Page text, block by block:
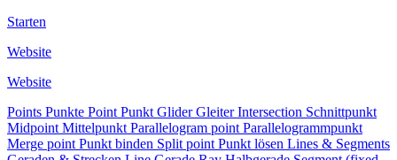
Starten
Website
Website
Points Punkte Point Punkt GliderGleiterIntersection Schnittpunkt
Midpoint Mittelpunkt Parallelogram point Parallelogrammpunkt
Merge point Punkt binden Split point Punkt lösen Lines & Segments